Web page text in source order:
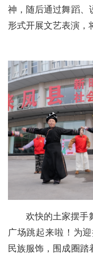
神，随后通过舞蹈、
形式开展文艺表演，
欢快的土家摆手
广场跳起来啦！为
民族服饰，围成圈